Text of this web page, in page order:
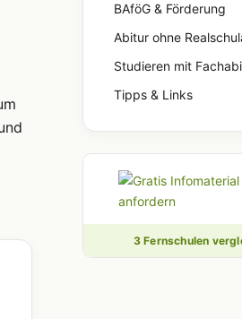
BAföG & Förderung
Abitur ohne
Studieren mit
Tipps & Links
3 Fernschulen